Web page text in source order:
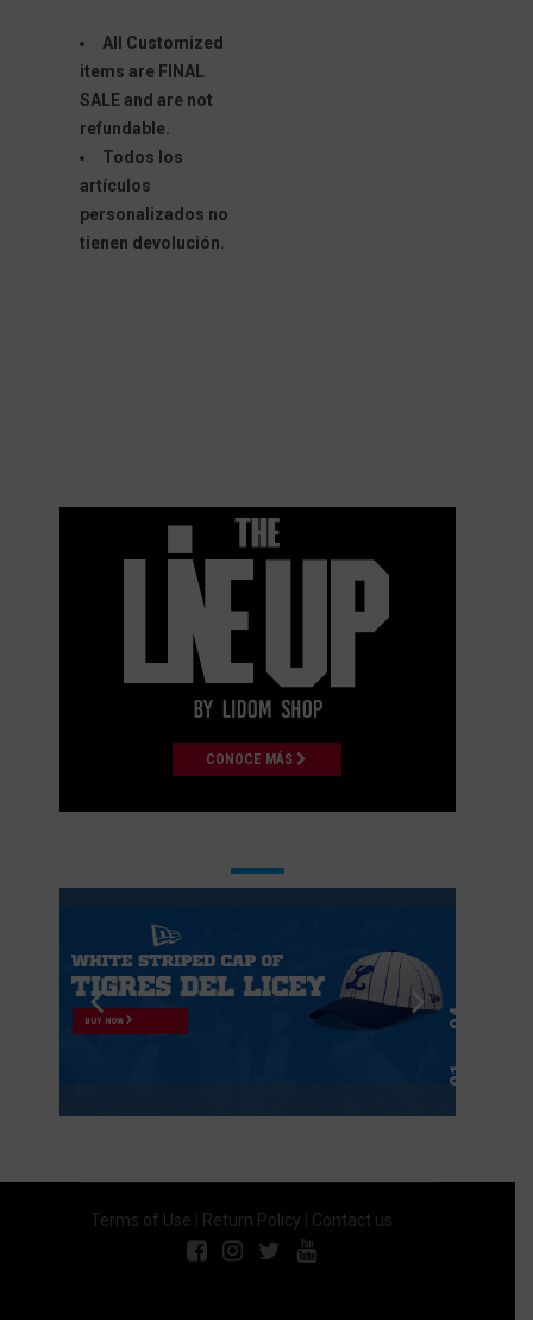
All Customized
items are FINAL
SALE and are not
refundable.
Todos los
artículos
personalizados no
tienen devolución.
CONOCE MÁS
BUY NOW
Terms of Use Return Policy Contact us